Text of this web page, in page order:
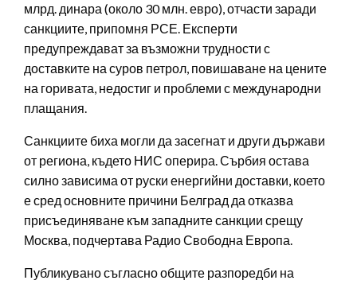
млрд. динара (около 30 млн. евро), отчасти заради
санкциите, припомня РСЕ. Експерти
предупреждават за възможни трудности с
доставките на суров петрол, повишаване на цените
на горивата, недостиг и проблеми с международни
плащания.
Санкциите биха могли да засегнат и други държави
от региона, където НИС оперира. Сърбия остава
силно зависима от руски енергийни доставки, което
е сред основните причини Белград да отказва
присъединяване към западните санкции срещу
Москва, подчертава Радио Свободна Европа.
Публикувано съгласно общите разпоредби на